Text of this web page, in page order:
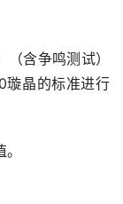
含争鸣测试）
璇晶的标准进行